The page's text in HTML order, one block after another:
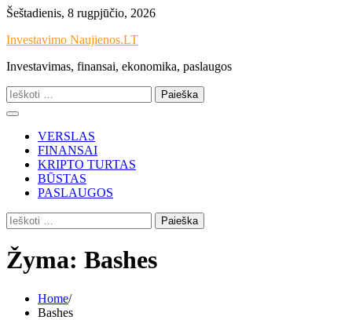
Skip
content
Šeštadienis, 8 rugpjūčio, 2026
Investavimo Naujienos.LT
Investavimas, finansai, ekonomika, paslaugos
Ieškoti:
VERSLAS
FINANSAI
KRIPTO TURTAS
BŪSTAS
PASLAUGOS
Ieškoti:
Žyma: Bashes
Home
Bashes